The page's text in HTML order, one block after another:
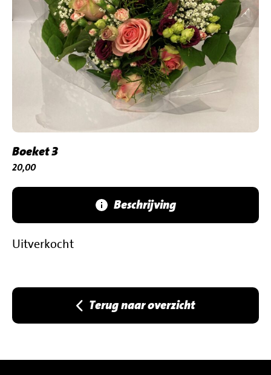
Boeket 3
€
20,00
Beschrijving
Uitverkocht
Terug naar overzicht